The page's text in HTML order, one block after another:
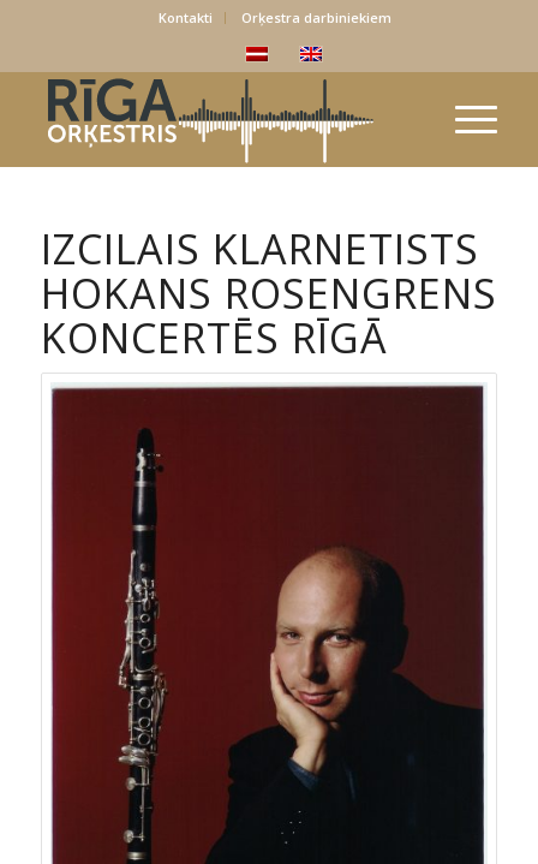
Kontakti Orķestra darbiniekiem
IZCILAIS KLARNETISTS
HOKANS ROSENGRENS
KONCERTĒS RĪGĀ